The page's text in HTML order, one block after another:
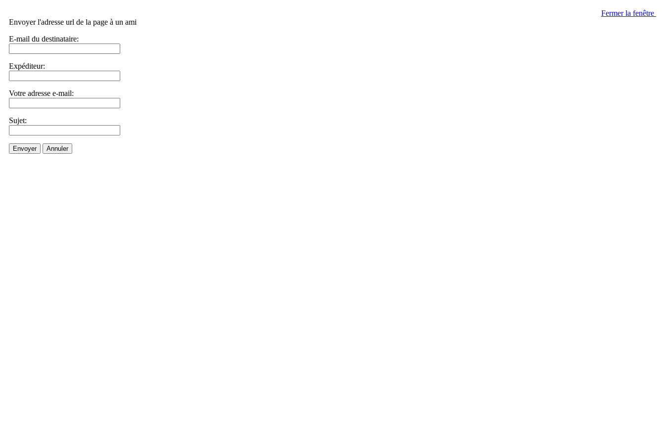
Fermer la fenêtre
Envoyer l'adresse url de la page à un ami
E-mail du destinataire:
Expéditeur:
Votre adresse e-mail:
Sujet:
Envoyer Annuler